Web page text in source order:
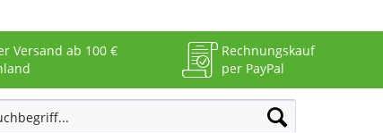
Versand ab 100 €
Rechnungskauf
per PayPal